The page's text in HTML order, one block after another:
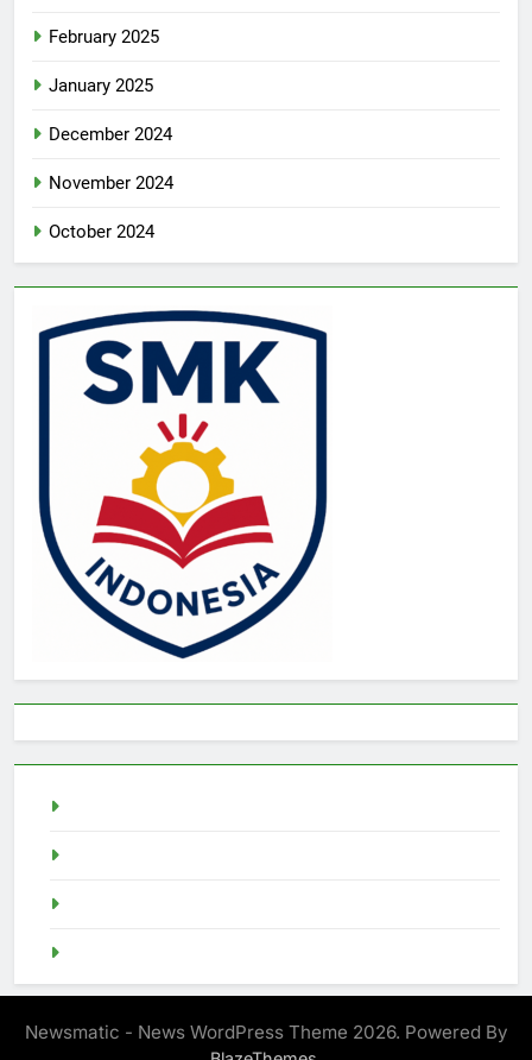
February 2025
January 2025
December 2024
November 2024
October 2024
Newsmatic - News WordPress Theme 2026. Powered By